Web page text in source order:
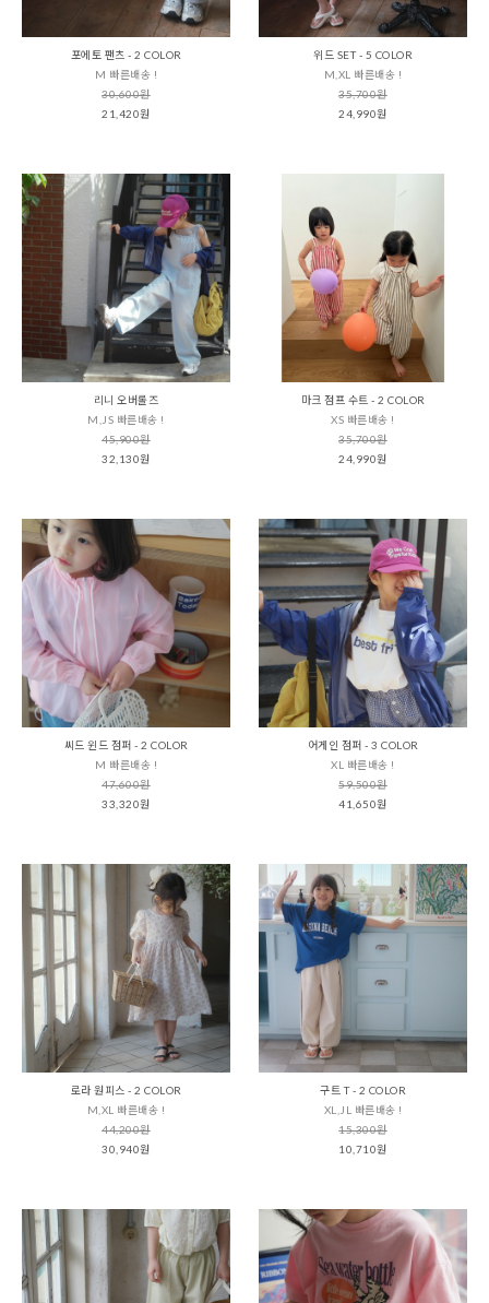
포에토 팬츠 - 2 COLOR
M 빠른배송 !
30,600원
21,420원
위드 SET - 5 COLOR
M,XL 빠른배송 !
35,700원
24,990원
리니 오버롤즈
M,JS 빠른배송 !
45,900원
32,130원
마크 점프 수트 - 2 COLOR
XS 빠른배송 !
35,700원
24,990원
씨드 윈드 점퍼 - 2 COLOR
M 빠른배송 !
47,600원
33,320원
어게인 점퍼 - 3 COLOR
XL 빠른배송 !
59,500원
41,650원
로라 원피스 - 2 COLOR
M,XL 빠른배송 !
44,200원
30,940원
구트 T - 2 COLOR
XL,JL 빠른배송 !
15,300원
10,710원